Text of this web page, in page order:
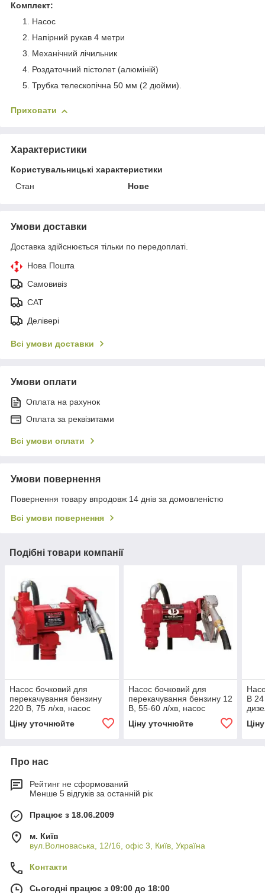
Комплект:
Насос
Напірний рукав 4 метри
Механічний лічильник
Роздаточний пістолет (алюміній)
Трубка телескопічна 50 мм (2 дюйми).
Приховати
Характеристики
Користувальницькі характеристики
Стан
Нове
Умови доставки
Доставка здійснюється тільки по передоплаті.
Нова Пошта
Самовивіз
САТ
Делівері
Всі умови доставки
Умови оплати
Оплата на рахунок
Оплата за реквізитами
Всі умови оплати
Умови повернення
Повернення товару впродовж 14 днів за домовленістю
Всі умови повернення
Подібні товари компанії
Насос бочковий для
перекачування бензину
220 В, 75 л/хв, насос
Ціну уточнюйте
Насос бочковий для
перекачування бензину 12
В, 55-60 л/хв, насос
Ціну уточнюйте
В
Про нас
Рейтинг не сформований
Менше 5 відгуків за останній рік
Працює з 18.06.2009
м. Київ
вул.Волноваська, 12/16, офіс 3, Київ, Україна
Контакти
Сьогодні працює з 09:00 до 18:00